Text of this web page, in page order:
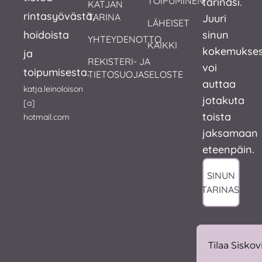
rintasyövästä,
hoidoista
ja
toipumisesta.
katja.leinoloison
[a]
hotmail.com
KATJAN
TARINA
YHTEYDENOTTO
REKISTERI- JA
TIETOSUOJASELOSTE
LÄHEISET
KAIKKI
Juuri
sinun
voi
auttaa
jotakuta
toista
jaksamaan
eteenpäin.
SINUN
TARINASI
Tilaa